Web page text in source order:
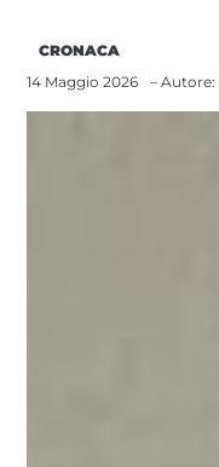
CRONACA
14 Maggio 2026
– Autore: